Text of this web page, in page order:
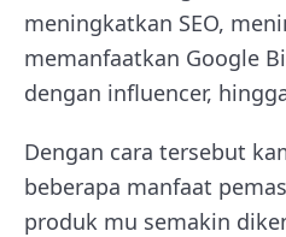
meningkatkan SEO,
memanfaatkan Google
dengan influencer,
Dengan cara tersebut
beberapa manfaat
produk mu semakin